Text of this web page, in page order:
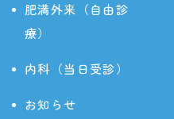
肥満外来（自由診
療）
内科（当日受診）
お知らせ